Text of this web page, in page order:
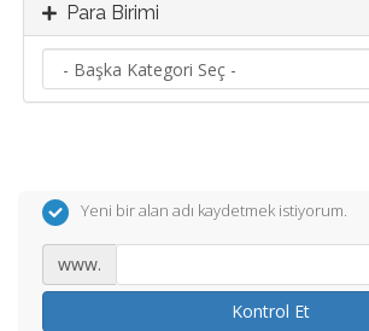
Para Birimi
Yeni bir alan adı kaydetmek istiyorum.
www.
Kontrol Et